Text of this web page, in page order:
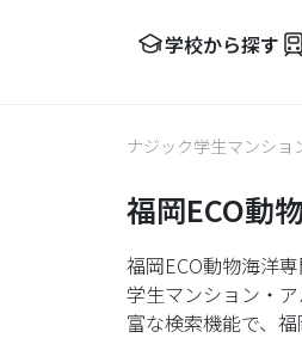
学校から探す
ナジック学生マンショ
福岡ECO動
福岡ECO動物海洋
学生マンション・
富な検索機能で、